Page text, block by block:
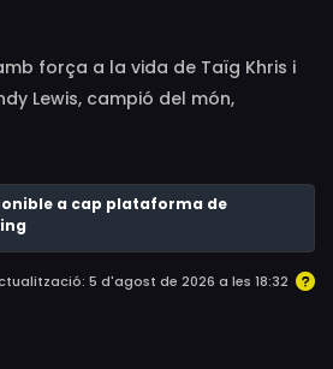
força a la vida de Taïg Khris i
Lewis, campió del món,
la seva rutina diària
creuar un highline a 60
a cap plataforma de
5 d'agost de 2026 a les 18:32